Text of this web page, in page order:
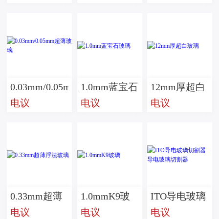
0.03mm/0.05mm
超薄玻璃
电议
1.0mm蓝宝石
玻璃
电议
12mm厚超白
玻璃
电议
0.33mm超薄
浮法玻璃
电议
1.0mmK9玻
璃
电议
ITO导电玻璃
切割器 导电
电议